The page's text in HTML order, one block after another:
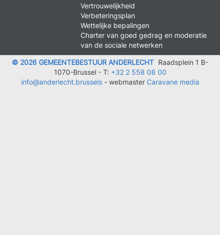
MENU
FOOTER
LEGAL
Vertrouwelijkheid
Verbeteringsplan
Wettelijke bepalingen
Charter van goed gedrag en moderatie
van de sociale netwerken
© 2026 GEMEENTEBESTUUR ANDERLECHT Raadsplein 1 B-
1070-Brussel - T: +32 2 558 08 00
info@anderlecht.brussels- webmaster Caravane media